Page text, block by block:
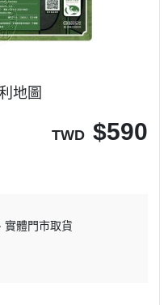
地圖
TWD $590
實體門市取貨